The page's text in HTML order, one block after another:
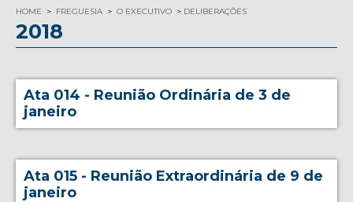
HOME FREGUESIA O EXECUTIVO DELIBERAÇÕES
2018
Ata 014 - Reunião Ordinária de 3 de
janeiro
Ata 015 - Reunião Extraordinária de 9 de
janeiro